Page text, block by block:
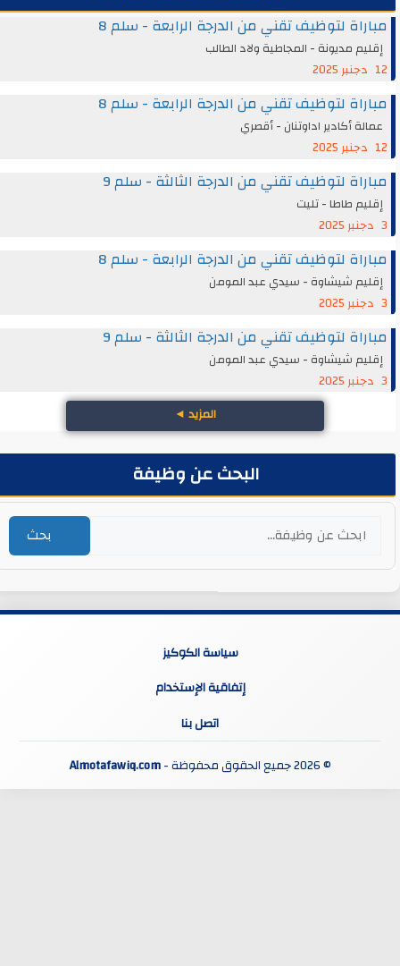
مباراة لتوظيف تقني من الدرجة الرابعة - سلم 8
إقليم مديونة - المجاطية ولاد الطالب
12 دجنبر 2025
مباراة لتوظيف تقني من الدرجة الرابعة - سلم 8
عمالة أكادير اداوتنان - أقصري
12 دجنبر 2025
مباراة لتوظيف تقني من الدرجة الثالثة - سلم 9
إقليم طاطا - تليت
مباراة لتوظيف تقني من الدرجة الرابعة - سلم 8
إقليم شيشاوة - سيدي عبد المومن
مباراة لتوظيف تقني من الدرجة الثالثة - سلم 9
إقليم شيشاوة - سيدي عبد المومن
المزيد◄
البحث عن وظيفة
بحث
سياسة الكوكيز
إتفاقية الإستخدام
اتصل بنا
© 2026 جميع الحقوق محفوظة -
Almotafawiq.com